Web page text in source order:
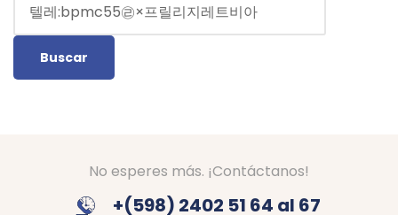
No esperes más. ¡Contáctanos!
+(598) 2402 51 64 al 67